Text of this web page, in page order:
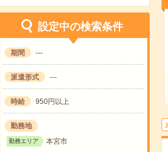
設定中の検索条件
期間 ---
派遣形式 ---
時給 950円以上
勤務地
勤務エリア 本宮市